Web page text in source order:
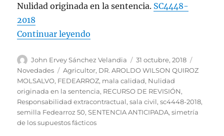
Nulidad originada en la sentencia. SC4448-
2018
Continuar leyendo
Autor
John Ervey Sánchez Velandia
Publicado
el
31 octubre, 2018
Novedades
Etiquetas
Agricultor, DR. AROLDO WILSON QUIROZ
MOLSALVO, FEDEARROZ, mala calidad, Nulidad
originada en la sentencia, RECURSO DE REVISIÓN,
Responsabilidad extracontractual,sala civil,sc4448-2018,
semilla Fedearroz 50,SENTENCIA ANTICIPADA,simetría
de los supuestos fácticos